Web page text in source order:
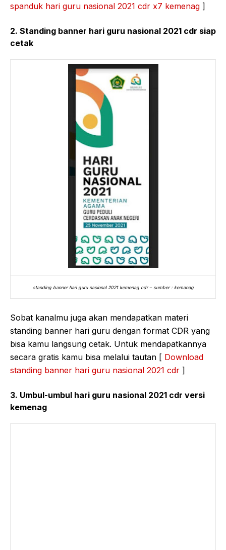
spanduk hari guru nasional 2021 cdr x7 kemenag ]
2. Standing banner hari guru nasional 2021 cdr siap
cetak
standing banner hari guru nasional 2021 kemenag cdr – sumber : kemanag
Sobat kanalmu juga akan mendapatkan materi
standing banner hari guru dengan format CDR yang
bisa kamu langsung cetak. Untuk mendapatkannya
secara gratis kamu bisa melalui tautan [ Download
standing banner hari guru nasional 2021 cdr ]
3. Umbul-umbul hari guru nasional 2021 cdr versi
kemenag